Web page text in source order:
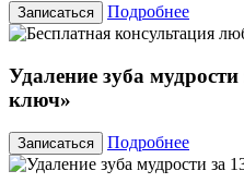
Записаться Подробнее
Удаление зуба
ключ»
Записаться Подробнее